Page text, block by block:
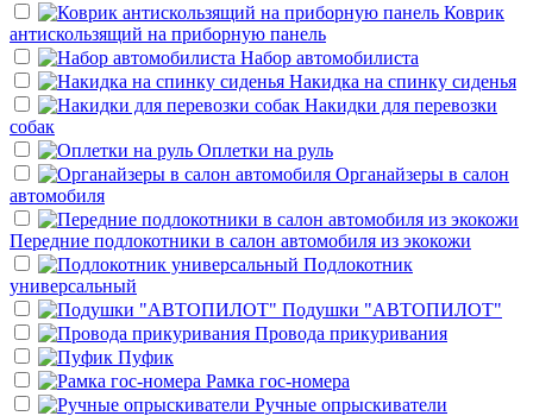
Коврик
антискользящий на приборную панель
Набор автомобилиста
Накидка на спинку сиденья
Накидки для перевозки
собак
Оплетки на руль
Органайзеры в салон
автомобиля
Передние подлокотники в салон автомобиля из экокожи
Подлокотник
универсальный
Подушки "АВТОПИЛОТ"
Провода прикуривания
Пуфик
Рамка гос-номера
Ручные опрыскиватели